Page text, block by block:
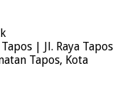
| Jl. Raya Tapos
Tapos, Kota